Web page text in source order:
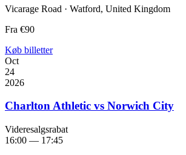
Vicarage Road · Watford, United Kingdom
Fra €90
Køb billetter
Oct
24
2026
Charlton Athletic vs Norwich City
Videresalgsrabat
16:00 — 17:45